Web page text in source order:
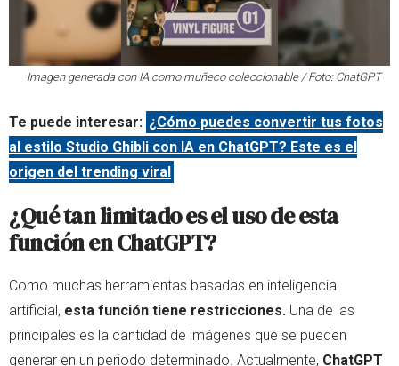
Imagen generada con IA como muñeco coleccionable / Foto: ChatGPT
Te puede interesar: ¿Cómo puedes convertir tus fotos
al estilo Studio Ghibli con IA en ChatGPT? Este es el
origen del trending viral
¿Qué tan limitado es el uso de esta
función en ChatGPT?
Como muchas herramientas basadas en inteligencia
artificial, esta función tiene restricciones. Una de las
principales es la cantidad de imágenes que se pueden
generar en un periodo determinado. Actualmente, ChatGPT